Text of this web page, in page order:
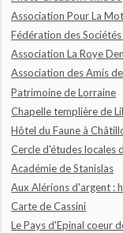
Association Pour La
Fédération des
Association La Roye
Association des Amis
Patrimoine de Lorraine
Chapelle templière de
Hôtel du Faune à
Cercle d'études locales
Académie de Stanislas
Aux Alérions d'argent :
Carte de Cassini
Le Pays d'Epinal coeur